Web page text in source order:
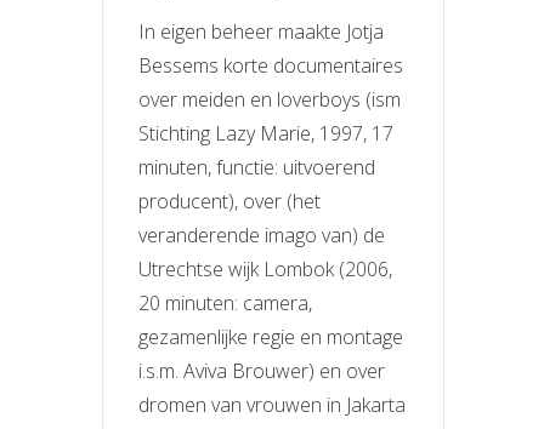
In eigen beheer maakte Jotja
Bessems korte documentaires
over meiden en loverboys (ism
Stichting Lazy Marie, 1997, 17
minuten, functie: uitvoerend
producent), over (het
veranderende imago van) de
Utrechtse wijk Lombok (2006,
20 minuten: camera,
gezamenlijke regie en montage
i.s.m. Aviva Brouwer) en over
dromen van vrouwen in Jakarta